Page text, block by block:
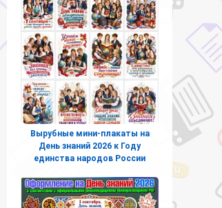
Вырубные мини-плакаты на
День знаний 2026 к Году
единства народов России